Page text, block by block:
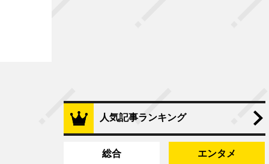
人気記事ランキング
総合 エンタメ